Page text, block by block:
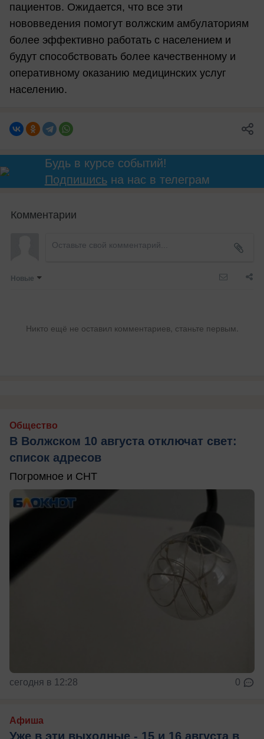
пациентов. Ожидается, что все эти
нововведения помогут волжским амбулаториям
более эффективно работать с населением и
будут способствовать более качественному и
оперативному оказанию медицинских услуг
населению.
Будь в курсе событий!
Подпишисьна нас в телеграм
Комментарии
Новые
Никто ещё не оставил комментариев, станьте первым.
Общество
В Волжском 10 августа отключат свет:
список адресов
Погромное и СНТ
сегодня в 12:28 0
Афиша
Уже в эти выходные - 15 и 16 августа в